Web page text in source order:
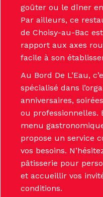
goûter ou le dîner
Par ailleurs, ce
de Choisy-au-Bac
rapport aux axes
facile à son
Au Bord De L’Eau,
spécialisé dans
anniversaires,
ou professionnelles.
menu
propose un service
vos besoins.
pâtisserie pour
et accueillir vos
conditions.